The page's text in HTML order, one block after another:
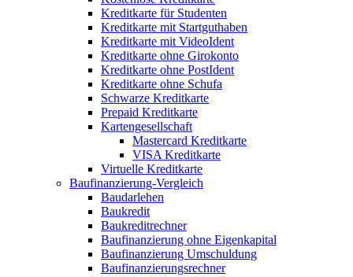
Kreditkarte für Studenten
Kreditkarte mit Startguthaben
Kreditkarte mit VideoIdent
Kreditkarte ohne Girokonto
Kreditkarte ohne PostIdent
Kreditkarte ohne Schufa
Schwarze Kreditkarte
Prepaid Kreditkarte
Kartengesellschaft
Mastercard Kreditkarte
VISA Kreditkarte
Virtuelle Kreditkarte
Baufinanzierung-Vergleich
Baudarlehen
Baukredit
Baukreditrechner
Baufinanzierung ohne Eigenkapital
Baufinanzierung Umschuldung
Baufinanzierungsrechner